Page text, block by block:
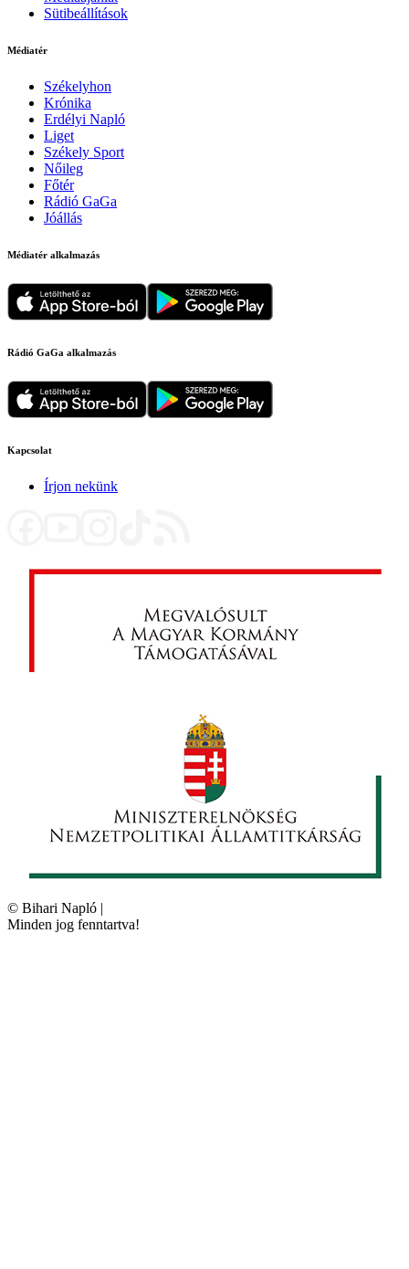
Sütibeállítások
Médiatér
Székelyhon
Krónika
Erdélyi Napló
Liget
Székely Sport
Nőileg
Főtér
Rádió GaGa
Jóállás
Médiatér alkalmazás
Rádió GaGa alkalmazás
Kapcsolat
Írjon nekünk
© Bihari Napló |
Minden jog fenntartva!